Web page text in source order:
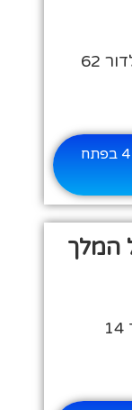
62
לכל המידע על גן ילדים דרך ישרים 4 בפתח
המלך